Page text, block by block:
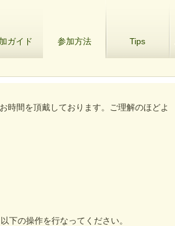
ガイド 参加方法 Tips
時間を頂戴しております。ご理解のほどよ
下の操作を行なってください。